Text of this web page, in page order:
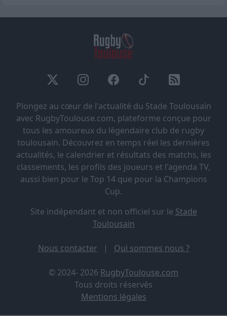
Plongez au cœur de l'actualité du Stade Toulousain
avec RugbyToulouse.com, plateforme conçue pour
tous les amoureux du légendaire club de rugby
toulousain. Découvrez en temps réel les dernières
actualités, le calendrier et résultats des matchs, les
classements, les profils des joueurs et l'agenda TV,
aussi bien pour le Top 14 que pour la Champions
Cup.
Site indépendant et non officiel sur le Stade
Toulousain
Nous contacter | Qui sommes nous ?
© 2024- 2026 RugbyToulouse.com
Tous droits réservés
Mentions légales